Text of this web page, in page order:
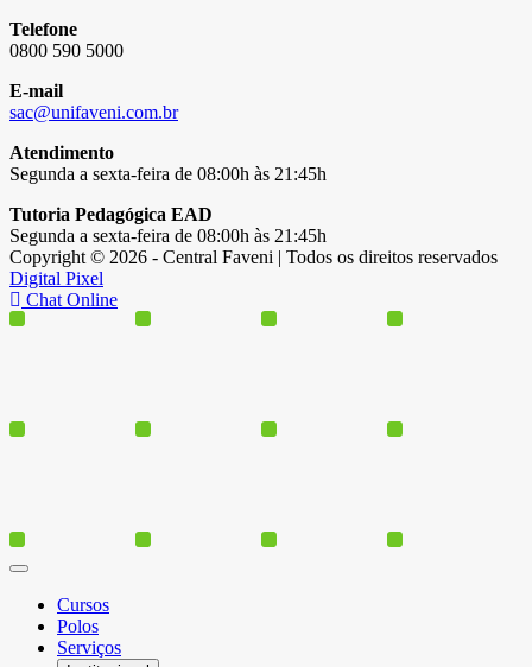
Telefone
0800 590 5000
E-mail
sac@unifaveni.com.br
Atendimento
Segunda a sexta-feira de 08:00h às 21:45h
Tutoria Pedagógica EAD
Segunda a sexta-feira de 08:00h às 21:45h
Copyright © 2026 - Central Faveni | Todos os direitos reservados
Digital Pixel
Chat Online
Cursos
Polos
Serviços